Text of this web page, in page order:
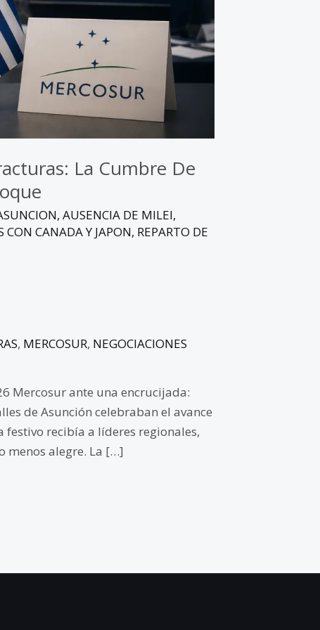
La Cumbre De
, AUSENCIA DE MILEI,
CON CANADA Y JAPON, REPARTO DE
, MERCOSUR, NEGOCIACIONES
Mercosur ante una encrucijada:
de Asunción celebraban el avance
recibía a líderes regionales,
menos alegre. La […]